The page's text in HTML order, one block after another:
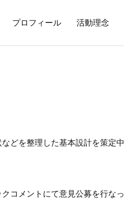
プロフィール 活動理念
どを整理した基本設計を策定
コメントにて意見公募を行な